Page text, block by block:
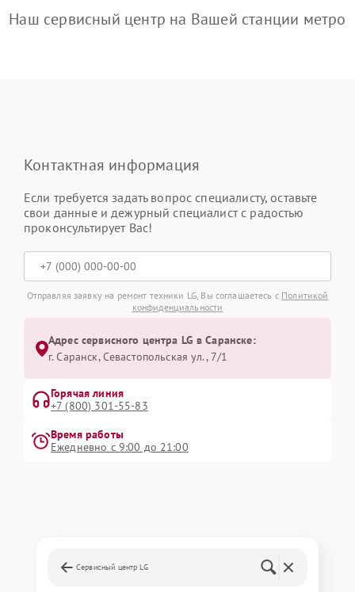
Наш сервисный центр на Вашей станции метро
Контактная информация
Если требуется задать вопрос специалисту, оставьте
свои данные и дежурный специалист с радостью
проконсультирует Вас!
Отправляя заявку на ремонт техники LG, Вы соглашаетесь с Политикой
конфиденциальности
Адрес сервисного центра LG в Саранске:
г. Саранск, Севастопольская ул., 7/1
Горячая линия
+7 (800) 301-55-83
Время работы
Ежедневно с 9:00 до 21:00
Сервисный центр LG